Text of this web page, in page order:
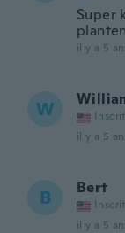
Super
il y a 5
W
il y a 5
B Bert
il y a 5